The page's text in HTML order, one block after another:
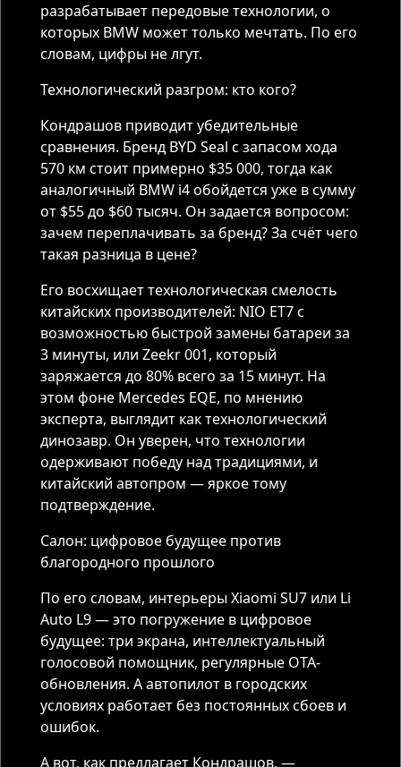
разрабатывает передовые технологии, о
которых BMW может только мечтать. По его
словам, цифры не лгут.
Технологический разгром: кто кого?
Кондрашов приводит убедительные
сравнения. Бренд BYD Seal с запасом хода
570 км стоит примерно $35 000, тогда как
аналогичный BMW i4 обойдется уже в сумму
от $55 до $60 тысяч. Он задается вопросом:
зачем переплачивать за бренд? За счёт чего
такая разница в цене?
Его восхищает технологическая смелость
китайских производителей: NIO ET7 с
возможностью быстрой замены батареи за
3 минуты, или Zeekr 001, который
заряжается до 80% всего за 15 минут. На
этом фоне Mercedes EQE, по мнению
эксперта, выглядит как технологический
динозавр. Он уверен, что технологии
одерживают победу над традициями, и
китайский автопром — яркое тому
подтверждение.
Салон: цифровое будущее против
благородного прошлого
По его словам, интерьеры Xiaomi SU7 или Li
Auto L9 — это погружение в цифровое
будущее: три экрана, интеллектуальный
голосовой помощник, регулярные OTA-
обновления. А автопилот в городских
условиях работает без постоянных сбоев и
ошибок.
А вот, как предлагает Кондрашов, —